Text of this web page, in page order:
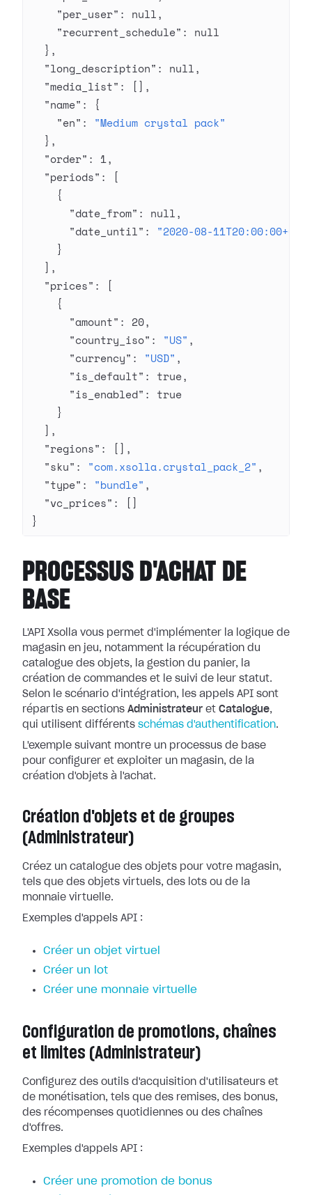
    "per_user"
: null,
    "recurrent_schedule"
: null
  },
  "long_description"
: null,
  "media_list"
: [],
  "name"
: {
    "en"
: "Medium crystal pack"
  },
  "order"
: 1,
  "periods"
: [
    {
      "date_from"
: null,
      "date_until"
: "2020-08-
    }
  ],
  "prices"
: [
    {
      "amount"
: 20,
      "country_iso"
: "US" ,
      "currency"
: "USD" ,
      "is_default"
: true,
      "is_enabled"
: true
    }
  ],
  "regions"
: [],
  "sku"
: "com.xsolla.crystal_pack_2" ,
  "type"
: "bundle" ,
  "vc_prices"
: []
}
PROCESSUS D'ACHAT DE
BASE
L'API Xsolla vous permet d'implémenter la logique de
magasin en jeu, notamment la récupération du
catalogue des objets, la gestion du panier, la
création de commandes et le suivi de leur statut.
Selon le scénario d'intégration, les appels API sont
répartis en sections Administrateur et Catalogue,
qui utilisent différents schémas d'authentification.
L'exemple suivant montre un processus de base
pour configurer et exploiter un magasin, de la
création d'objets à l'achat.
Création d'objets et de groupes
(Administrateur)
Créez un catalogue des objets pour votre magasin,
tels que des objets virtuels, des lots ou de la
monnaie virtuelle.
Exemples d'appels API :
Créer un objet virtuel
Créer un lot
Créer une monnaie virtuelle
Configuration de promotions, chaînes
et limites (Administrateur)
Configurez des outils d'acquisition d'utilisateurs et
de monétisation, tels que des remises, des bonus,
des récompenses quotidiennes ou des chaînes
d'offres.
Exemples d'appels API :
Créer une promotion de bonus